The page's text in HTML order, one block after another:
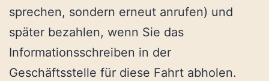
sprechen, sondern erneut anrufen) und
später bezahlen, wenn Sie das
Informationsschreiben in der
Geschäftsstelle für diese Fahrt abholen.